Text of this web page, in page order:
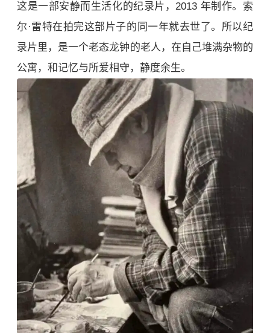
这是一部安静而生活化的纪录片，2013 年制作。索
尔·雷特在拍完这部片子的同一年就去世了。所以纪
录片里，是一个老态龙钟的老人，在自己堆满杂物的
公寓，和记忆与所爱相守，静度余生。